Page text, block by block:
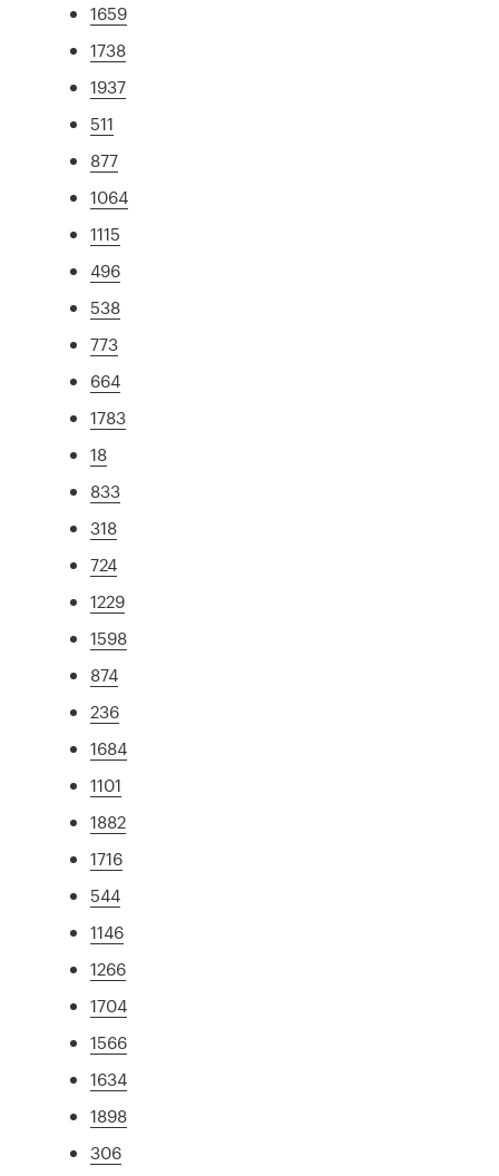
1659
1738
1937
511
877
1064
1115
496
538
773
664
1783
18
833
318
724
1229
1598
874
236
1684
1101
1882
1716
544
1146
1266
1704
1566
1634
1898
306